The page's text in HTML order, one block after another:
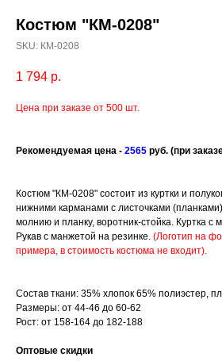
Костюм "КМ-0208"
SKU: КМ-0208
1 794 р.
Цена при заказе от 500 шт.
Рекомендуемая цена - 2565 руб. (при
Костюм "КМ-0208" состоит из куртки и
нижними карманами с листочками
молнию и планку, воротник-стойка. Куртка с
Рукав с манжетой на резинке. (Логотип на
примера, в стоимость костюма не входит).
Состав ткани: 35% хлопок 65% полиэстер,
Размеры: от 44-46 до 60-62
Рост: от 158-164 до 182-188
Оптовые скидки